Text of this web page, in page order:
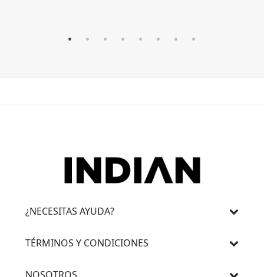
¿NECESITAS AYUDA?
TÉRMINOS Y CONDICIONES